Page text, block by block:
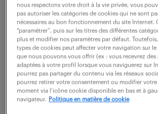
recevez chaque semaine par mail
correspondent à votre dernière
créer une alerte
nous respectons votre droit à la vie privée, vous
pas autoriser les catégories de cookies qui ne sont
nécessaires au bon fonctionnement du site Internet.
“paramétrer”, puis sur les titres des différentes
plus et modifier nos paramètres par défaut.
types de cookies peut affecter votre navigation sur le
que nous pouvons vous offrir (ex : vous recevrez
adaptées à votre profil lorsque vous naviguerez sur
pourrez pas partager du contenu via les réseaux
pourrez retirer votre consentement ou modifier
moment via l’icône cookie disponible en bas et à
navigateur.
Politique en matière de cookie